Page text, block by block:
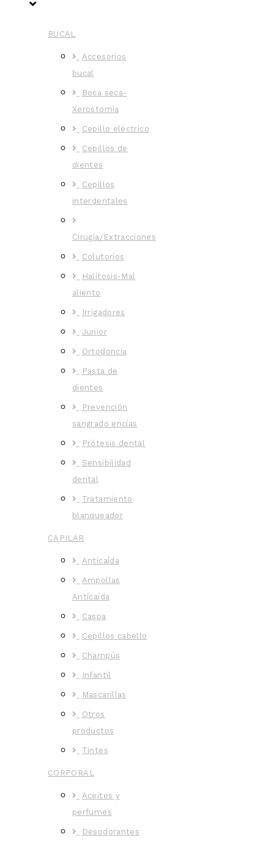
BUCAL
Accesorios
bucal
Boca seca-
Xerostomía
Cepillo eléctrico
Cepillos de
dientes
Cepillos
interdentales
Cirugía/Extracciones
Colutorios
Halitosis-Mal
aliento
Irrigadores
Junior
Ortodoncia
Pasta de
dientes
Prevención
sangrado encías
Prótesis dental
Sensibilidad
dental
Tratamiento
blanqueador
CAPILAR
Anticaída
Ampollas
Anticaída
Caspa
Cepillos cabello
Champús
Infantil
Mascarillas
Otros
productos
Tintes
CORPORAL
Aceites y
perfumes
Desodorantes